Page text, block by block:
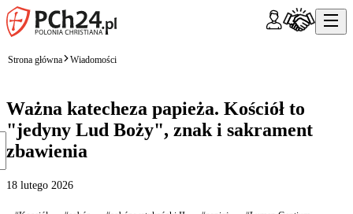
Strona główna Wiadomości
Ważna katecheza papieża. Kościół to
"jedyny Lud Boży", znak i sakrament
zbawienia
18 lutego 2026